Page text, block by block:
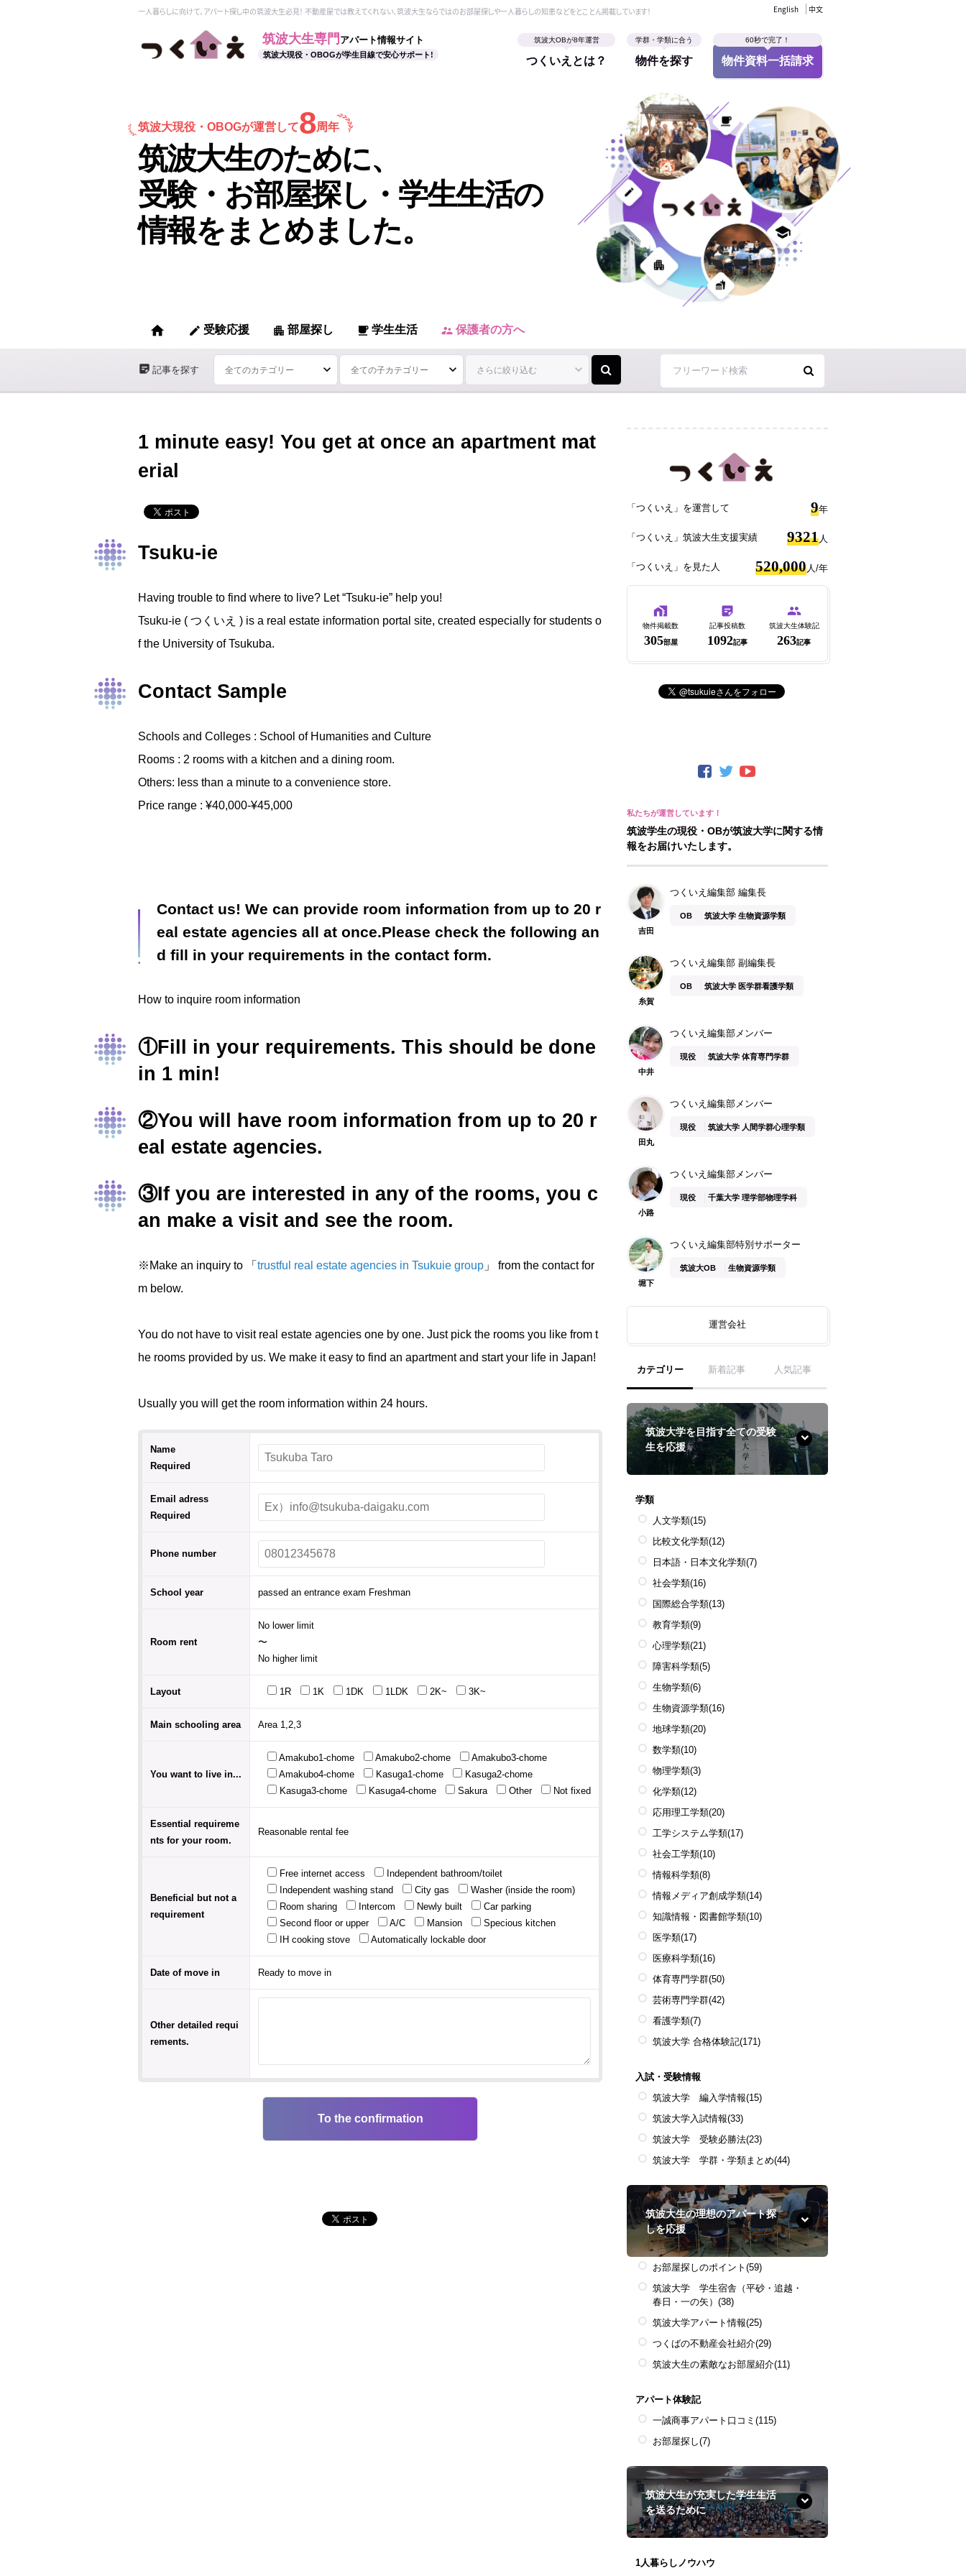
一人暮らしに向けて、アパート探し中の筑波大生必見！ 不動産屋では教えてくれない、筑波大生ならではのお部屋探しや一人暮らしの知恵などをとことん掲載しています！ English 中文
筑波大生専門 アパート情報サイト
筑波大現役・OBOGが学生目線で安心サポート!
筑波大OBが8年運営
つくいえとは？
学群・学類に合う
物件を探す
60秒で完了！
物件資料一括請求
筑波大現役・ OBOGが運営して8周年
筑波大生のために、
受験・お部屋探し・学生生活の
情報をまとめました。
home edit 受験応援 apartment 部屋探し local_cafe 学生生活 supervisor_account 保護者の方へ
sticky_note_2 記事を探す
1 minute easy! You get at once an apartment mat
erial
Tsuku-ie
Having trouble to find where to live? Let “Tsuku-ie” help you!
Tsuku-ie ( つくいえ ) is a real estate information portal site, created especially for students o
f the University of Tsukuba.
Contact Sample
Schools and Colleges : School of Humanities and Culture
Rooms : 2 rooms with a kitchen and a dining room.
Others: less than a minute to a convenience store.
Price range : ¥40,000-¥45,000
Contact us! We can provide room information from up to 20 r
eal estate agencies all at once.Please check the following an
d fill in your requirements in the contact form.
How to inquire room information
①Fill in your requirements. This should be done
in 1 min!
②You will have room information from up to 20 r
eal estate agencies.
③If you are interested in any of the rooms, you c
an make a visit and see the room.
※Make an inquiry to 「 trustful real estate agencies in Tsukuie group 」 from the contact for
m below.
You do not have to visit real estate agencies one by one. Just pick the rooms you like from t
he rooms provided by us. We make it easy to find an apartment and start your life in Japan!
Usually you will get the room information within 24 hours.
Name
Required
Email adress
Required
Phone number
School year
Room rent 〜
Layout 1R 1K 1DK 1LDK 2K~ 3K~
Main schooling area
You want to live in...
Amakubo1-chome Amakubo2-chome
Amakubo3-chome
Amakubo4-chome
Kasuga1-chome
Kasuga2-chome
Kasuga3-chome
Kasuga4-chome Sakura Other Not fixed
Essential requireme
nts for your room.
Beneficial but not a
requirement
Free internet access
Independent bathroom/toilet
Independent washing stand
City gas
Washer (inside the room)
Room sharing
Intercom Newly built
Car parking
Second floor or upper
A/C Mansion
Specious kitchen
IH cooking stove
Automatically lockable door
Date of move in
Other detailed requi
rements.
「つくいえ」を運営して 9年
「つくいえ」筑波大生支援実績 9321 人
「つくいえ」を見た人 520,000 人/年
物件掲載数
305部屋
記事投稿数
1092記事
筑波大生体験記
263記事
筑波学生の現役・OBが筑波大学に関する情
報をお届けいたします。
吉田
つくいえ編集部 編集長
OB 筑波大学 生物資源学類
糸賀
つくいえ編集部 副編集長
OB 筑波大学 医学群看護学類
中井
つくいえ編集部メンバー
現役 筑波大学 体育専門学群
田丸
つくいえ編集部メンバー
現役 筑波大学 人間学群心理学類
小路
つくいえ編集部メンバー
現役 千葉大学 理学部物理学科
堀下
つくいえ編集部特別サポーター
筑波大OB 生物資源学類
運営会社
カテゴリー 新着記事 人気記事
筑波大学を目指す全ての受験
生を応援
学類
人文学類(15)
比較文化学類(12)
日本語・日本文化学類(7)
社会学類(16)
国際総合学類(13)
教育学類(9)
心理学類(21)
障害科学類(5)
生物学類(6)
生物資源学類(16)
地球学類(20)
数学類(10)
物理学類(3)
化学類(12)
応用理工学類(20)
工学システム学類(17)
社会工学類(10)
情報科学類(8)
情報メディア創成学類(14)
知識情報・図書館学類(10)
医学類(17)
医療科学類(16)
体育専門学群(50)
芸術専門学群(42)
看護学類(7)
筑波大学 合格体験記(171)
入試・受験情報
筑波大学 編入学情報(15)
筑波大学入試情報(33)
筑波大学 受験必勝法(23)
筑波大学 学群・学類まとめ(44)
筑波大生の理想のアパート探
しを応援
お部屋探しのポイント (59)
筑波大学 学生宿舎（平砂・追越・
春日・一の矢） (38)
筑波大学アパート情報(25)
つくばの不動産会社紹介(29)
筑波大生の素敵なお部屋紹介(11)
アパート体験記
一誠商事アパート口コミ (115)
お部屋探し(7)
筑波大生が充実した学生生活
を送るために
1人暮らしノウハウ